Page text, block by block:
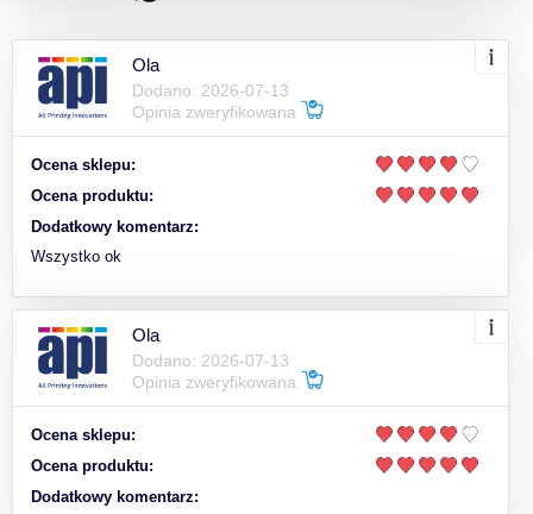
Ola
Dodano: 2026-07-13
Opinia zweryfikowana
Ocena sklepu:
Ocena produktu:
Dodatkowy komentarz:
Wszystko ok
Ola
Dodano: 2026-07-13
Opinia zweryfikowana
Ocena sklepu:
Ocena produktu:
Dodatkowy komentarz: